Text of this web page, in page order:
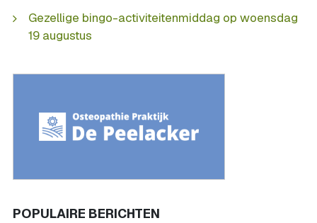
Gezellige bingo-activiteitenmiddag op woensdag
19 augustus
POPULAIRE BERICHTEN